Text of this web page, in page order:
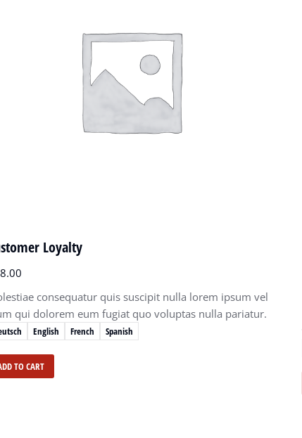
English French Spanish
Loyalty
consequatur quis suscipit nulla lorem ipsum vel
qui dolorem eum fugiat quo voluptas nulla pariatur.
TO CART